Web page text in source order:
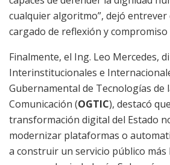
cualquier algoritmo”, dejó entrever
cargado de reflexión y compromiso
Finalmente, el Ing. Leo Mercedes,
Interinstitucionales e
Gubernamental de Tecnologías de
Comunicación (OGTIC), destacó
transformación digital del Estado
modernizar plataformas o
a construir un servicio público más